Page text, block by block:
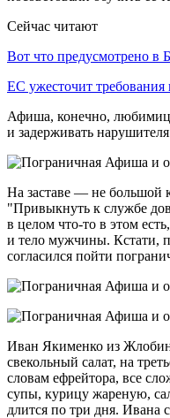
Сейчас читают
Вот что предусмотрено в
ЕС ужесточит
Афиша, конечно, любимица
и задерживать
На заставе — не большой
"Привыкнуть к службе
в целом что-то в этом
и тело мужчины. Кстати,
согласился пойти
Иван Якименко из
свекольный салат, на
словам ефрейтора, все
супы, курицу жареную,
длится по три дня. Ивана